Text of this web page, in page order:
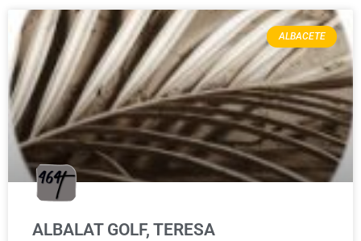
ALBACETE
ALBALAT GOLF, TERESA